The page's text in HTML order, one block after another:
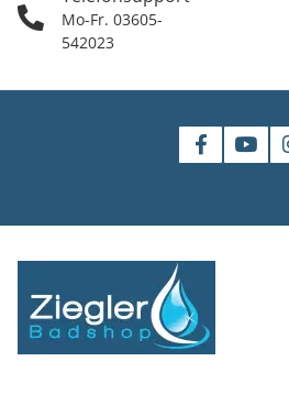
Mo-Fr. 03605-
542023